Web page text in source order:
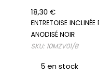
18,30€
ENTRETOISE
ANODISÉ NOIR
SKU: 10MZV01/B
5 en stock